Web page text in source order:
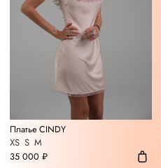
Платье CINDY
XS S M
35 000 ₽